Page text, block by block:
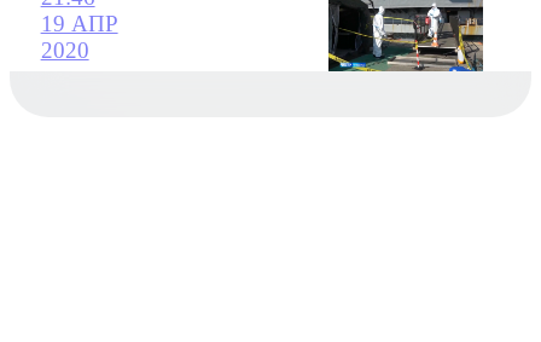
19 АПР
2020